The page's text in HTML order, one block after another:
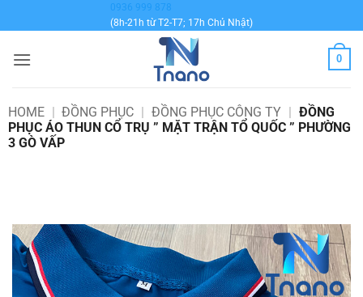
qua
dung
0936 999 878
(8h-21h từ T2-T7; 17h Chủ Nhật)
0
HOME | ĐỒNG PHỤC | ĐỒNG PHỤC CÔNG TY | ĐỒNG
PHỤC ÁO THUN CỔ TRỤ ” MẶT TRẬN TỔ QUỐC ” PHƯỜNG
3 GÒ VẤP